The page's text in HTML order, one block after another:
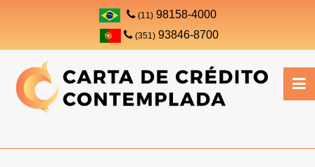
(11)98158-4000
(351) 93846-8700